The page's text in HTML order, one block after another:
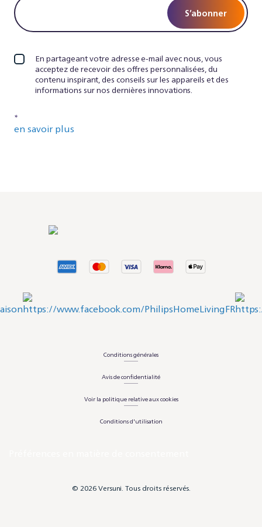
S’abonner
En partageant votre adresse e-mail avec nous, vous
acceptez de recevoir des offres personnalisées, du
contenu inspirant, des conseils sur les appareils et des
informations sur nos dernières innovations.
*
en savoir plus
Conditions générales
Avis de confidentialité
Voir la politique relative aux cookies
Conditions d'utilisation
© 2026 Versuni. Tous droits réservés.